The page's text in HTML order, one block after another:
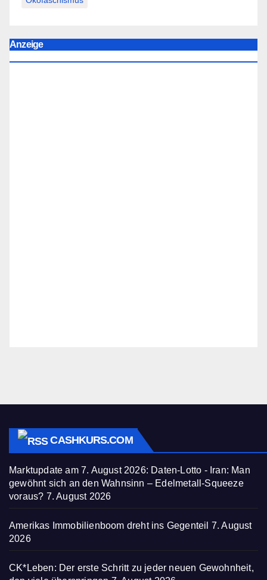
Anzeige
CASHKURS.COM
Marktupdate am 7. August 2026: Daten-Lotto - Iran: Man
gewöhnt sich an den Wahnsinn – Edelmetall-Squeeze
voraus? 7. August 2026
Amerikas Immobilienboom dreht ins Gegenteil 7. August
2026
CK*Leben: Der erste Schritt zu jeder neuen Gewohnheit,